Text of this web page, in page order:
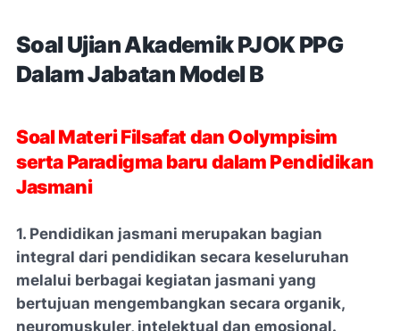
Soal Ujian Akademik PJOK PPG
Dalam Jabatan Model B
Soal Materi Filsafat dan Oolympisim
serta Paradigma baru dalam Pendidikan
Jasmani
1. Pendidikan jasmani merupakan bagian
integral dari pendidikan secara keseluruhan
melalui berbagai kegiatan jasmani yang
bertujuan mengembangkan secara organik,
neuromuskuler, intelektual dan emosional.